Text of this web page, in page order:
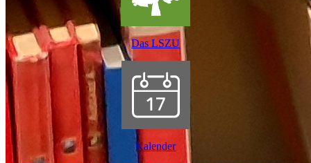
Das LSZU
Kalender